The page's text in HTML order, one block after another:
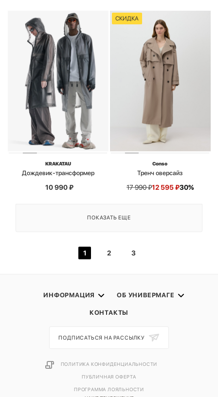
KRAKATAU
Дождевик-трансформер
10 990₽
СКИДКА
Conso
Тренч оверсайз
17 990₽12 595₽30%
ПОКАЗАТЬ ЕЩЕ
1 2 3
ИНФОРМАЦИЯ ОБ УНИВЕРМАГЕ
КОНТАКТЫ
ПОДПИСАТЬСЯ НА РАССЫЛКУ
ПОЛИТИКА КОНФИДЕНЦИАЛЬНОСТИ
ПУБЛИЧНАЯ ОФЕРТА
ПРОГРАММА ЛОЯЛЬНОСТИ